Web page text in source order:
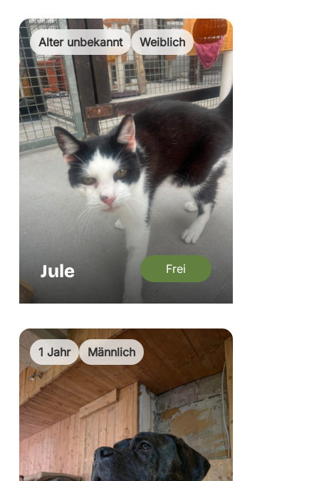
Alter unbekannt Weiblich
Jule Frei
1 Jahr Männlich